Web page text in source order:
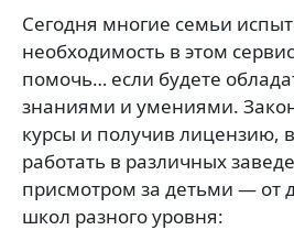
Сегодня многие семьи
необходимость в этом
помочь… если будете
знаниями и умениями.
курсы и получив лицензию,
работать в различных
присмотром за детьми — от
школ разного уровня: